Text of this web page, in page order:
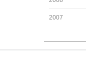
2007